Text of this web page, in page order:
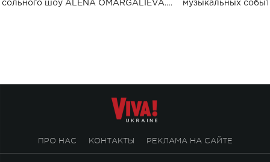
сольного шоу ALENA OMARGALIEVA.
музыкальных
ПРО НАС КОНТАКТЫ РЕКЛАМА НА САЙТЕ